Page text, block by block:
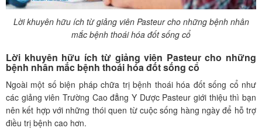
Lời khuyên hữu ích từ giảng viên Pasteur cho những bệnh nhân
mắc bệnh thoái hóa đốt sống cổ
Lời khuyên hữu ích từ giảng viên Pasteur cho những
bệnh nhân mắc bệnh thoái hóa đốt sống cổ
Ngoài một số biện pháp chữa trị bệnh thoái hóa đốt sống cổ như
các giảng viên Trường Cao đẳng Y Dược Pasteur giới thiệu thì bạn
nên kết hợp với những thói quen từ cuộc sống hàng ngày để hỗ trợ
điều trị bệnh cao hơn.